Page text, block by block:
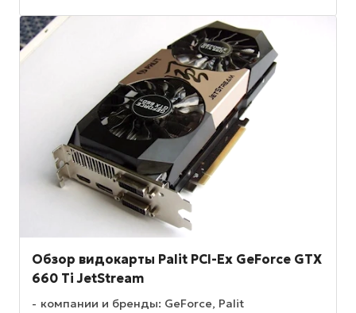
Обзор видокарты Palit PCI-Ex GeForce GTX
660 Ti JetStream
компании и бренды: GeForce, Palit